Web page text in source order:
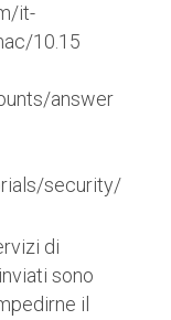
it-
10.15
answer
security/
di
sono
il